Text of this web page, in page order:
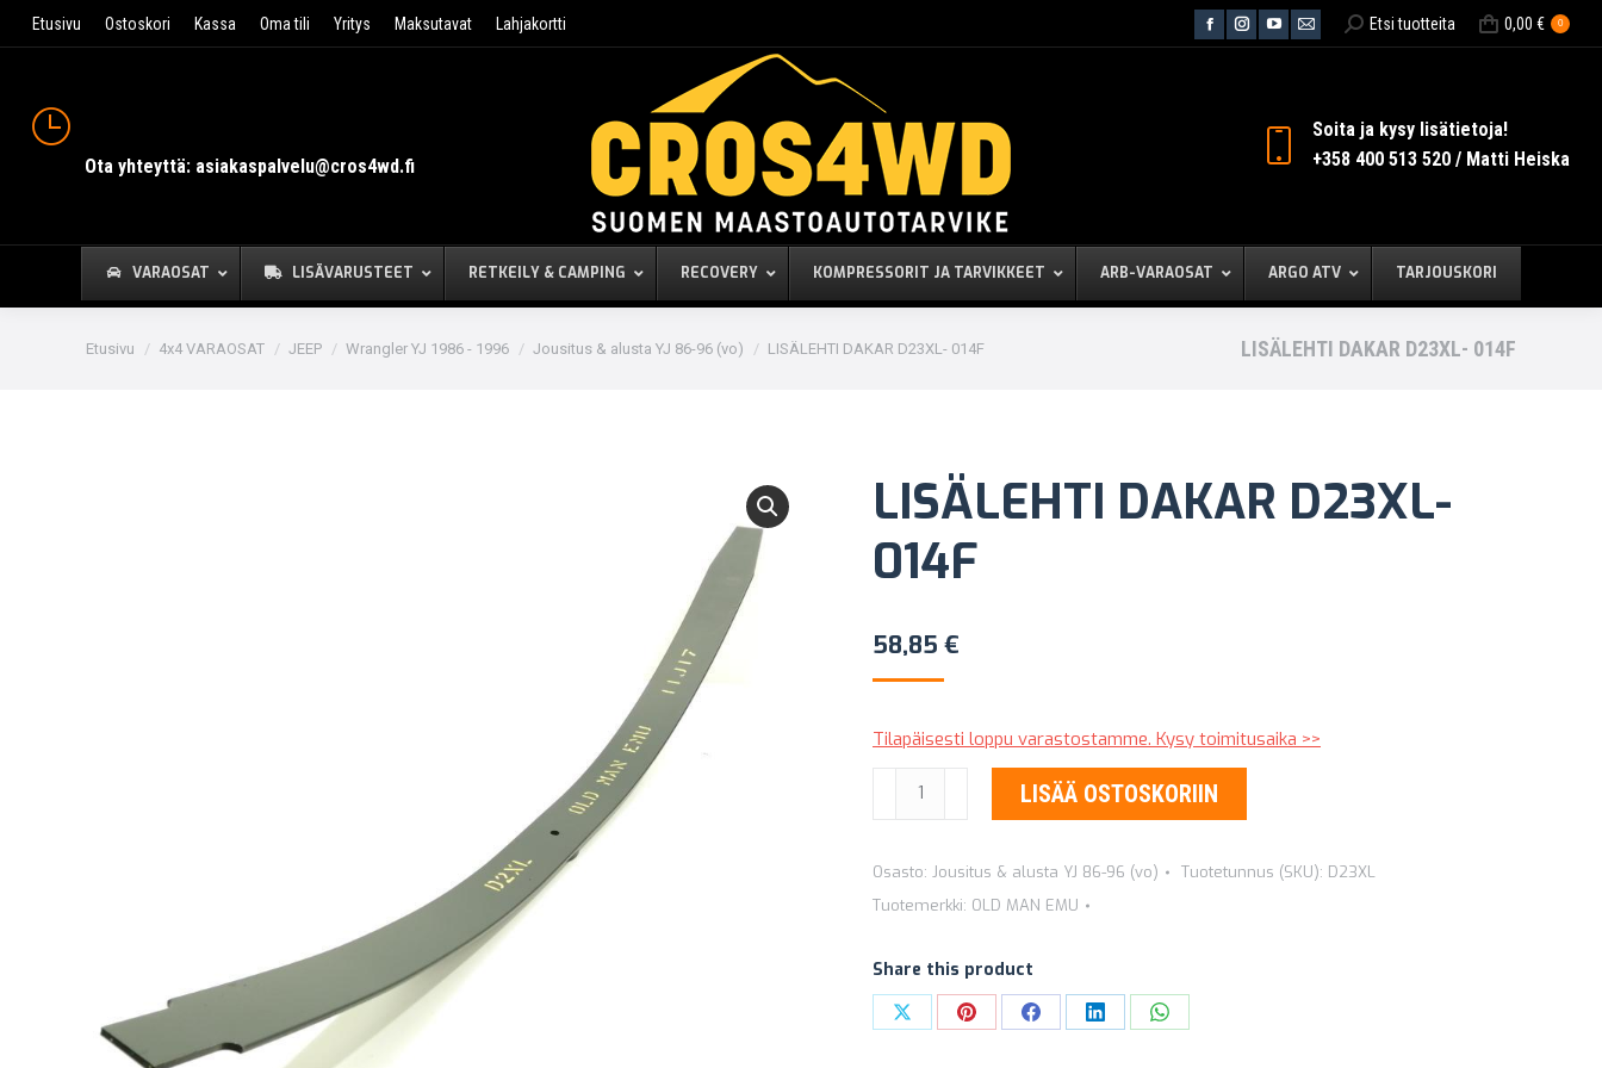
Etusivu Ostoskori Kassa Oma tili Yritys Maksutavat Lahjakortti
Facebook
Instagram
new
YouTube
in
new
Mail
in
new
Search:Etsi tuotteita 0,00 € 0
Ota yhteyttä: asiakaspalvelu@cros4wd.fi
Soita ja kysy lisätietoja!
+358 400 513 520 / Matti Heiska
VARAOSAT LISÄVARUSTEET RETKEILY & CAMPING RECOVERY KOMPRESSORIT JA TARVIKKEET ARB-VARAOSAT ARGO ATV TARJOUSKORI
You are here:
Etusivu 4x4 VARAOSAT JEEP Wrangler YJ 1986 - 1996 Jousitus & alusta YJ 86-96 (vo) LISÄLEHTI DAKAR D23XL- 014F LISÄLEHTI DAKAR D23XL- 014F
LISÄLEHTI DAKAR D23XL-
014F
58,85 €
Tilapäisesti loppu varastostamme. Kysy toimitusaika >>
LISÄLEHTI
DAKAR
014F
määrä
LISÄÄ OSTOSKORIIN
Osasto: Jousitus & alusta YJ 86-96 (vo) Tuotetunnus (SKU): D23XL
Tuotemerkki: OLD MAN EMU
Share this product
Share Share Share Share Share